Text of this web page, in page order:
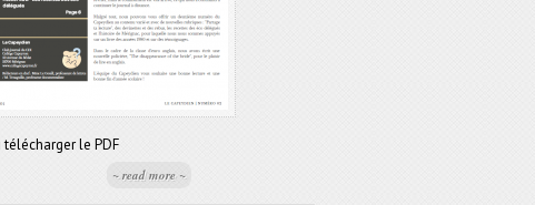
télécharger le PDF
~ read more ~